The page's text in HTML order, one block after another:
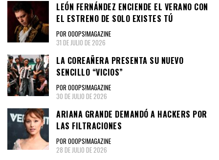
LEÓN FERNÁNDEZ ENCIENDE EL VERANO CON
EL ESTRENO DE SOLO EXISTES TÚ
POR OOOPS!MAGAZINE
31 DE JULIO DE 2026
LA COREAÑERA PRESENTA SU NUEVO
SENCILLO “VICIOS”
POR OOOPS!MAGAZINE
30 DE JULIO DE 2026
ARIANA GRANDE DEMANDÓ A HACKERS POR
LAS FILTRACIONES
POR OOOPS!MAGAZINE
28 DE JULIO DE 2026